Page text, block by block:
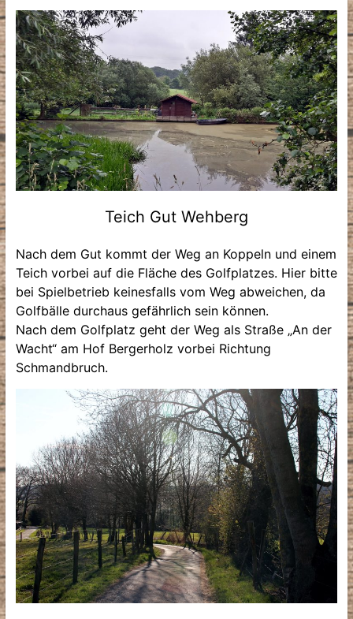
Teich Gut Wehberg
Nach dem Gut kommt der Weg an Koppeln und einem
Teich vorbei auf die Fläche des Golfplatzes. Hier bitte
bei Spielbetrieb keinesfalls vom Weg abweichen, da
Golfbälle durchaus gefährlich sein können.
Nach dem Golfplatz geht der Weg als Straße „An der
Wacht“ am Hof Bergerholz vorbei Richtung
Schmandbruch.